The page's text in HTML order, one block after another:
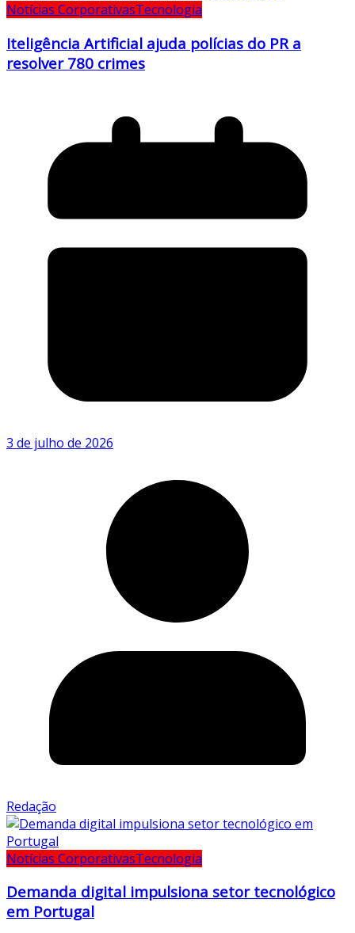
Notícias CorporativasTecnologia
Iteligência Artificial ajuda polícias do PR a
resolver 780 crimes
3 de julho de 2026
Redação
Notícias CorporativasTecnologia
Demanda digital impulsiona setor tecnológico
em Portugal